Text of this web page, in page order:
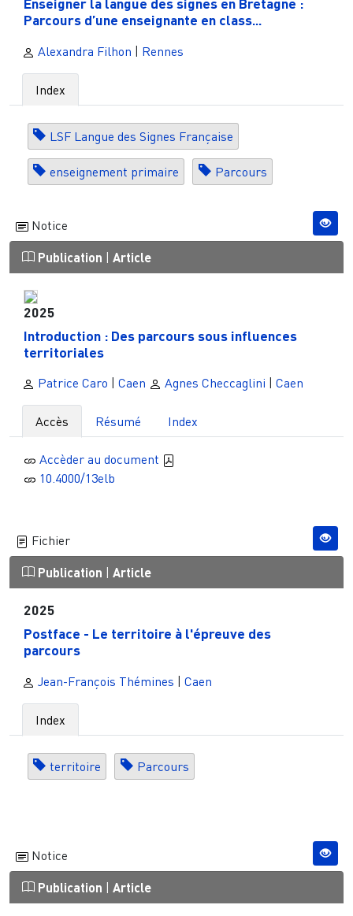
Parcours d’une enseignante en class...
Alexandra Filhon | Rennes
Index
LSF Langue des Signes Française
enseignement primaire Parcours
Notice
Publication | Article
2025
Introduction : Des parcours sous influences
territoriales
Patrice Caro Caen Agnes Checcaglini Caen
Accès Résumé Index
Accèder au document
10.4000/13elb
Fichier
Publication | Article
2025
Postface - Le territoire à l'épreuve des
parcours
Jean-François Thémines | Caen
Index
territoire Parcours
Notice
Publication | Article